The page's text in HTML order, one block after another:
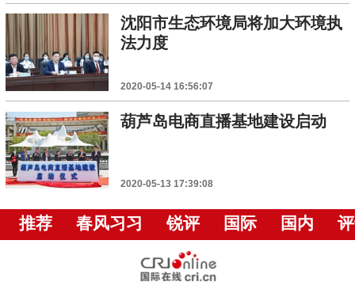
沈阳市生态环境局将加大环境执
法力度
2020-05-14 16:56:07
葫芦岛电商直播基地建设启动
2020-05-13 17:39:08
推荐 春风习习 锐评 国际 国内